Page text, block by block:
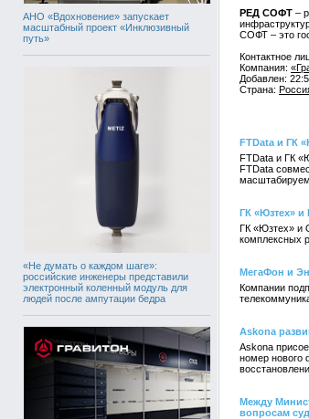
АНО «Вдохновение» запускает
масштабный проект «Инклюзивный
путь»
«Не думать о каждом шаге»:
российские инженеры представили
электронный коленный модуль для
людей после ампутации бедра
РЕД СОФТ –
СОФТ – это
Контактное
Компания:
Добавлен:
Страна:
FTData и ГК
FTData и ГК
FTData
ГК «Юзтех» и
ГК «Юзтех» и
комплексных
МегаФон и
Компании
Askona
Askona
номер нового
Между
вопросам